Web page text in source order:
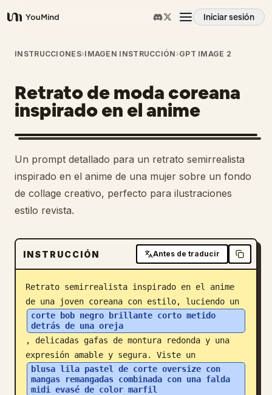
YouMind
Iniciar sesión
Resumen
Casos de uso
Habilidades
Prompts
Precios
Descargar
Blog
Actualizaciones
INSTRUCCIONES›IMAGEN INSTRUCCIÓN ›GPT IMAGE 2
Retrato de moda coreana
inspirado en el anime
Un prompt detallado para un retrato semirrealista
inspirado en el anime de una mujer sobre un fondo
de collage creativo, perfecto para ilustraciones
estilo revista.
INSTRUCCIÓN Antes de traducir
Retrato semirrealista inspirado en el anime
de una joven coreana con estilo, luciendo un
corte bob negro brillante corto metido
detrás de una oreja
, delicadas gafas de montura redonda y una
expresión amable y segura. Viste un
blusa lila pastel de corte oversize con
mangas remangadas combinada con una falda
midi evasé de color marfil